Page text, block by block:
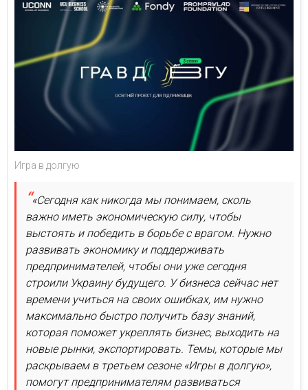
Игра в долгую
«Сегодня как никогда мы понимаем, сколь
важно иметь экономическую силу, чтобы
выстоять и победить в борьбе с врагом. Нужно
развивать экономику и поддерживать
предпринимателей, чтобы они уже сегодня
строили Украину будущего. У бизнеса сейчас нет
времени учиться на своих ошибках, им нужно
максимально быстро получить базу знаний,
которая поможет укреплять бизнес, выходить на
новые рынки, экспортировать. Темы, которые мы
раскрываем в третьем сезоне «Игры в долгую»,
помогут предпринимателям развиваться